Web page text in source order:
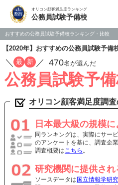
オリコン顧客満足度ランキング
公務員試験予備校
おすすめの公務員試験予備校ランキング・比較
【2020年】おすすめの公務員試験予備
／ 最 新 ／ 470名が選んだ
公務員試験予
オリコン顧客満足度調
日本最大級の規模
同ランキングは、実際にサー
のアンケートを基に、調査企
調査概要はこちら 。
研究機関に提供さ
ソースデータは 国立情報学研